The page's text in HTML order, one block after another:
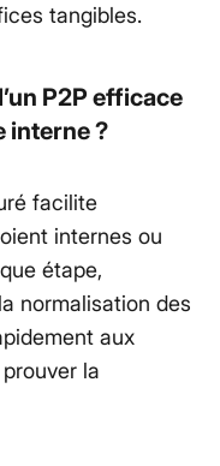
tangibles.
P2P efficace
interne ?
facilite
internes ou
étape,
normalisation des
aux
la